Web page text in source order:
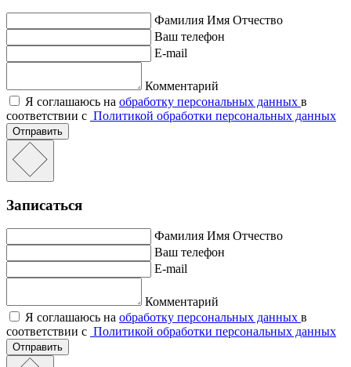
Фамилия Имя Отчество
Ваш телефон
E-mail
Комментарий
Я соглашаюсь на обработку персональных данных в
соответствии с Политикой обработки персональных данных
Отправить
Записаться
Фамилия Имя Отчество
Ваш телефон
E-mail
Комментарий
Я соглашаюсь на обработку персональных данных в
соответствии с Политикой обработки персональных данных
Отправить